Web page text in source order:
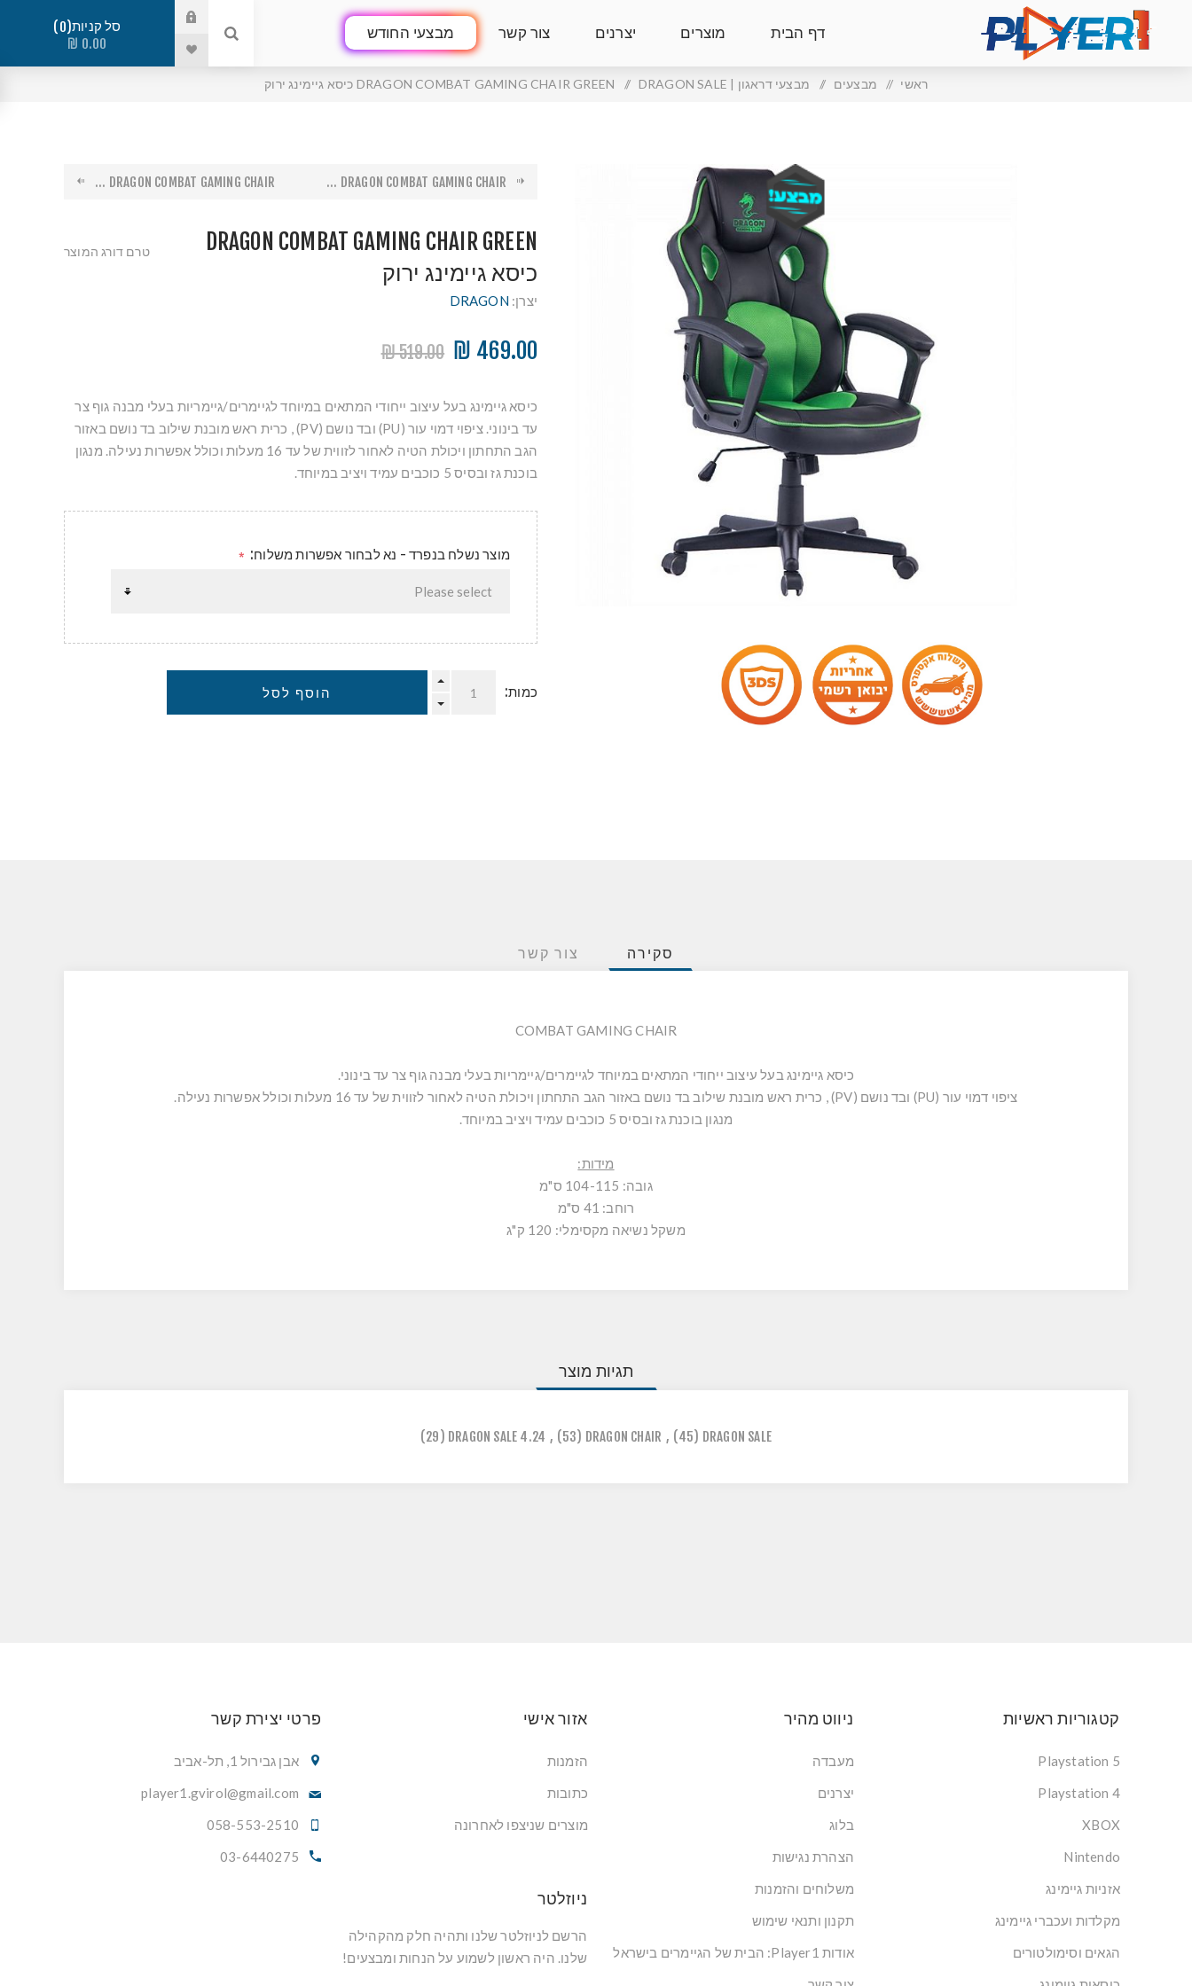
דף הבית מוצרים יצרנים צור קשר מבצעי החודש סל קניות 0
0.00 ₪
ראשי / מבצעים / מבצעי דראגון | DRAGON SALE / DRAGON COMBAT GAMING CHAIR GREEN כיסא גיימינג ירוק
DRAGON COMBAT GAMING CHAIR ...
DRAGON COMBAT GAMING CHAIR ...
DRAGON COMBAT GAMING CHAIR GREEN
כיסא גיימינג ירוק
יצרן: DRAGON
טרם דורג המוצר
469.00 ₪
519.00 ₪
כיסא גיימינג בעל עיצוב ייחודי המתאים במיוחד לגיימרים/גיימריות בעלי מבנה גוף צר
עד בינוני. ציפוי דמוי עור (PU) ובד נושם (PV) , כרית ראש מובנת שילוב בד נושם באזור
הגב התחתון ויכולת הטיה לאחור לזווית של עד 16 מעלות וכולל אפשרות נעילה. מנגון
בוכנת גז ובסיס 5 כוכבים עמיד ויציב במיוחד.
מוצר נשלח בנפרד - נא לבחור אפשרות משלוח: *
כמות: הוסף לסל
סקירה צור קשר
COMBAT GAMING CHAIR
כיסא גיימינג בעל עיצוב ייחודי המתאים במיוחד לגיימרים/גיימריות בעלי מבנה גוף צר עד בינוני.
ציפוי דמוי עור (PU) ובד נושם (PV) , כרית ראש מובנת שילוב בד נושם באזור הגב התחתון ויכולת הטיה לאחור לזווית של עד 16 מעלות וכולל אפשרות נעילה.
מנגון בוכנת גז ובסיס 5 כוכבים עמיד ויציב במיוחד.
מידות:
גובה: 104-115 ס"מ
רוחב: 41 ס"מ
משקל נשיאה מקסימלי: 120 ק"ג
תגיות מוצר
DRAGON SALE
(45)
,
DRAGON CHAIR
(53)
,
DRAGON SALE 4.24
(29)
קטגוריות ראשיות
Playstation 5
Playstation 4
XBOX
Nintendo
אזניות גיימינג
מקלדות ועכברי גיימינג
הגאים וסימולטורים
ניווט מהיר
מעבדה
יצרנים
בלוג
הצהרת נגישות
משלוחים והזמנות
תקנון ותנאי שימוש
אודות Player1: הבית של הגיימרים בישראל
אזור אישי
הזמנות
כתובות
מוצרים שניצפו לאחרונה
פרטי יצירת קשר
אבן גבירול 1, תל-אביב
player1.gvirol@gmail.com
058-553-2510
03-6440275
ניוזלטר
הרשם לניוזלטר שלנו ותהיה חלק מהקהילה
שלנו. היה ראשון לשמוע על הנחות ומבצעים!